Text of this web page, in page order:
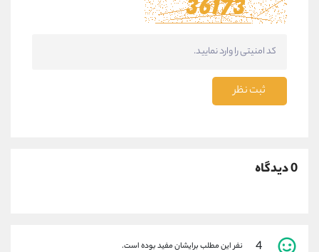
ثبت نظر
0 دیدگاه
4 نفر این مطلب برایشان مفید بوده است.